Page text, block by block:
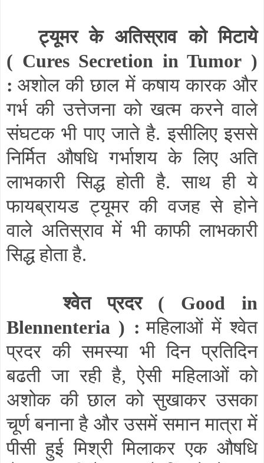
ट्यूमर के अतिस्राव को मिटाये
( Cures Secretion in Tumor )
: अशोल की छाल में कषाय कारक और
गर्भ की उत्तेजना को खत्म करने वाले
संघटक भी पाए जाते है. इसीलिए इससे
निर्मित औषधि गर्भाशय के लिए अति
लाभकारी सिद्ध होती है. साथ ही ये
फायब्रायड ट्यूमर की वजह से होने
वाले अतिस्राव में भी काफी लाभकारी
सिद्ध होता है.
श्वेत प्रदर (
Good in
Blennenteria ) : महिलाओं में श्वेत
प्रदर की समस्या भी दिन प्रतिदिन
बढती जा रही है,ऐसी महिलाओं को
अशोक की छाल को सुखाकर उसका
चूर्ण बनाना है और उसमें समान मात्रा में
पीसी हुई मिश्री मिलाकर एक औषधि